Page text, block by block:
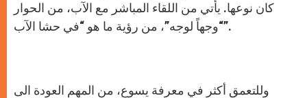
كان نوعها. يأتي من اللقاء المباشر مع الآب، من الحوار
“وجهاً لوجه”، من رؤية ما هو “في حشا الآب”.
وللتعمق أكثر في معرفة يسوع، من المهم العودة الى